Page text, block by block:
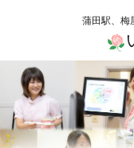
蒲田駅、梅